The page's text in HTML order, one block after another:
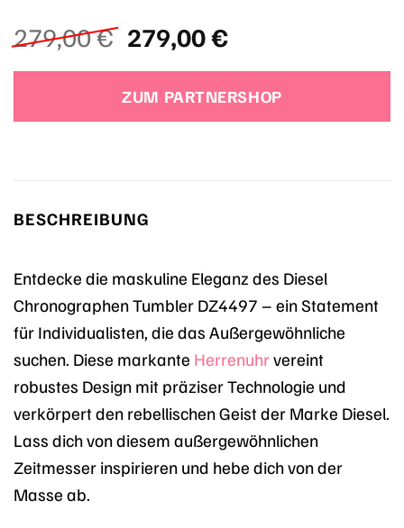
279,00€ Ursprünglicher
Preis
war:
279,00 €
279,00€Aktueller
ist:
279,00 €.
ZUM PARTNERSHOP
BESCHREIBUNG
Entdecke die maskuline Eleganz des Diesel
Chronographen Tumbler DZ4497 – ein Statement
für Individualisten, die das Außergewöhnliche
suchen. Diese markante Herrenuhrvereint
robustes Design mit präziser Technologie und
verkörpert den rebellischen Geist der Marke Diesel.
Lass dich von diesem außergewöhnlichen
Zeitmesser inspirieren und hebe dich von der
Masse ab.